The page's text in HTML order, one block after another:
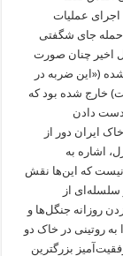
اجرای عملیات
حمله جای شگفتی
اخیر چنان صورت
(«این ضربه در
خارج شده بود که
دست دادن
ایران دور از
اشاره به
که این‌ها نقش
از
روزانه جنگل‌ها و
به روتینی در خاک دو
بزرگترین